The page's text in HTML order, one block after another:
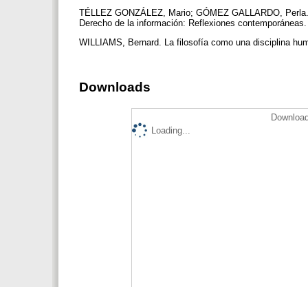
TÉLLEZ GONZÁLEZ, Mario; GÓMEZ GALLARDO,
Derecho de la información: Reflexiones
WILLIAMS, Bernard. La filosofía como una disciplina
Downloads
Loading...